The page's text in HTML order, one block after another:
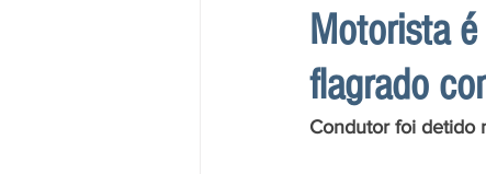
Motorista
flagrado
Condutor foi detido